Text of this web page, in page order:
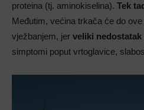
proteina (tj. aminokiselina). Tek
Međutim, većina trkača će do
vježbanjem, jer veliki
simptomi poput vrtoglavice,